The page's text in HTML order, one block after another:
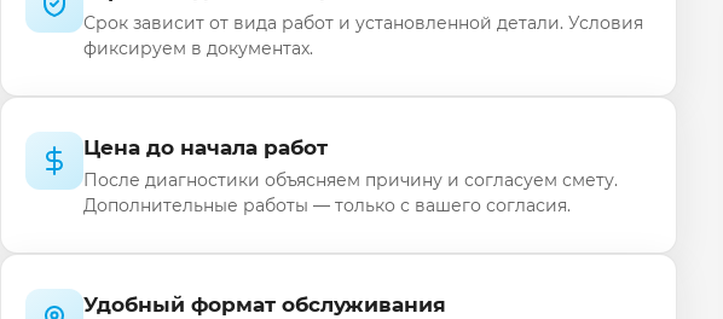
Срок зависит от вида работ и установленной детали. Условия
фиксируем в документах.
Цена до начала работ
После диагностики объясняем причину и согласуем смету.
Дополнительные работы — только с вашего согласия.
Удобный формат обслуживания